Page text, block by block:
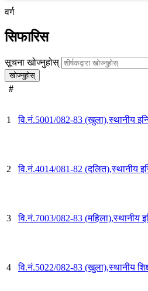
वर्ग
सिफारिस
सूचना खोज्नुहोस्
खोज्नुहोस्
#
1 वि.नं.5001/082-83 (खुला),स्थानीय
2 वि.नं.4014/081-82 (दलित),स्थानीय
3 वि.नं.7003/082-83 (महिला),स्थानीय
4 वि.नं.5022/082-83 (खुला),स्थानीय